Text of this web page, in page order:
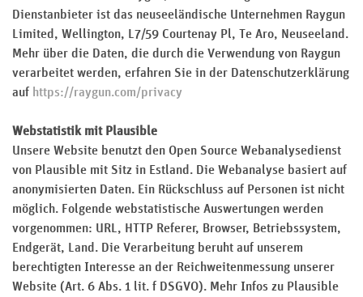
Dienstanbieter ist das neuseeländische Unternehmen Raygun
Limited, Wellington, L7/59 Courtenay Pl, Te Aro, Neuseeland.
Mehr über die Daten, die durch die Verwendung von Raygun
verarbeitet werden, erfahren Sie in der Datenschutzerklärung
auf https://raygun.com/privacy
Webstatistik mit Plausible
Unsere Website benutzt den Open Source Webanalysedienst
von Plausible mit Sitz in Estland. Die Webanalyse basiert auf
anonymisierten Daten. Ein Rückschluss auf Personen ist nicht
möglich. Folgende webstatistische Auswertungen werden
vorgenommen: URL, HTTP Referer, Browser, Betriebssystem,
Endgerät, Land. Die Verarbeitung beruht auf unserem
berechtigten Interesse an der Reichweitenmessung unserer
Website (Art. 6 Abs. 1 lit. f DSGVO). Mehr Infos zu Plausible